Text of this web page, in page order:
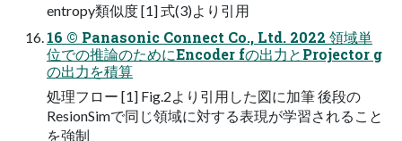
entropy類似度 [1] 式(3)より引用
16 ©️ Panasonic Connect Co., Ltd. 2022 領域単
位での推論のためにEncoder fの出力とProjector g
の出力を積算
処理フロー [1] Fig.2より引用した図に加筆 後段の
ResionSimで同じ領域に対する表現が学習されること
を強制